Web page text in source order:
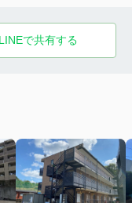
LINEで共有する